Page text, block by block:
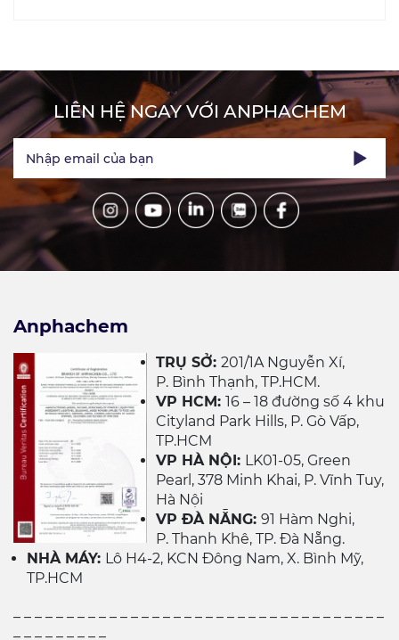
LIÊN HỆ NGAY VỚI ANPHACHEM
Nhập email của bạn
Anphachem
TRỤ SỞ: 201/1A Nguyễn Xí,
P. Bình Thạnh, TP.HCM.
VP HCM: 16 – 18 đường số 4 khu
Cityland Park Hills, P. Gò Vấp,
TP.HCM
VP HÀ NỘI: LK01-05, Green
Pearl, 378 Minh Khai, P. Vĩnh Tuy,
Hà Nội
VP ĐÀ NẴNG: 91 Hàm Nghi,
P. Thanh Khê, TP. Đà Nẵng.
NHÀ MÁY: Lô H4-2, KCN Đông Nam, X. Bình Mỹ,
TP.HCM